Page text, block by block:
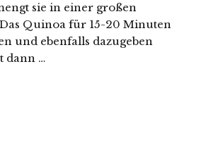
sie in einer großen
Quinoa für 15-20 Minuten
und ebenfalls dazugeben
dann …